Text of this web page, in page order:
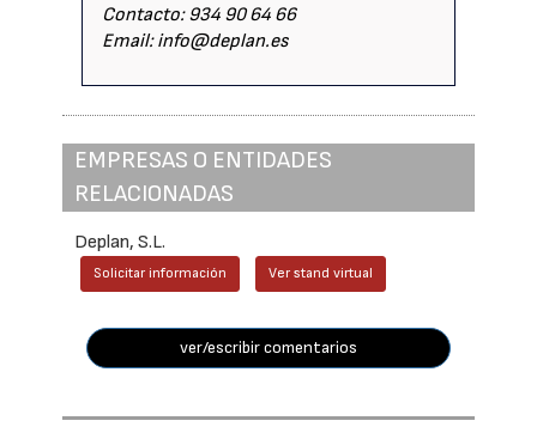
Contacto: 934 90 64 66
Email: info@deplan.es
EMPRESAS O ENTIDADES
RELACIONADAS
Deplan, S.L.
Solicitar información Ver stand virtual
ver/escribir comentarios